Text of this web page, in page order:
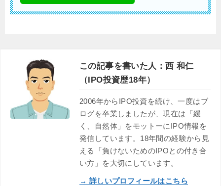
この記事を書いた人：西 和仁
（IPO投資歴18年）
2006年からIPO投資を続け、一度はブ
ログを卒業しましたが、現在は「緩
く、自然体」をモットーにIPO情報を
発信しています。18年間の経験から見
える「負けないためのIPOとの付き合
い方」を大切にしています。
→ 詳しいプロフィールはこちら